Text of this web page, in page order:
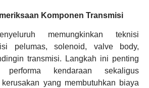
Komponen Transmisi
memungkinkan teknisi
pelumas, solenoid, valve body,
transmisi. Langkah ini penting
kendaraan sekaligus
yang membutuhkan biaya